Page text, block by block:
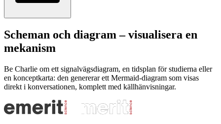
Scheman och diagram – visualisera en
mekanism
Be Charlie om ett signalvägsdiagram, en tidsplan för studierna eller
en konceptkarta: den genererar ett Mermaid-diagram som visas
direkt i konversationen, komplett med källhänvisningar.